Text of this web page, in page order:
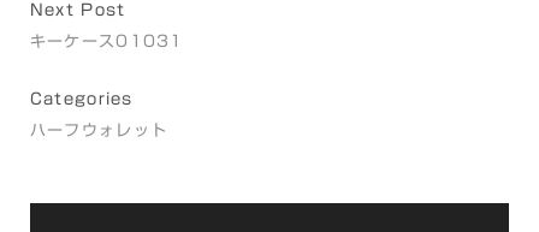
Next Post
キーケース01031
Categories
ハーフウォレット